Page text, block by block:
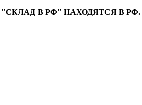
В РФ" НАХОДЯТСЯ В РФ.